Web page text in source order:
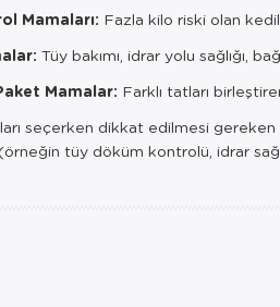
Mamaları: Fazla kilo riski olan
Tüy bakımı, idrar yolu sağlığı,
Mamalar: Farklı tatları
seçerken dikkat edilmesi
tüy döküm kontrolü, idrar